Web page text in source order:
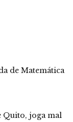
de Matemática
Quito, joga mal